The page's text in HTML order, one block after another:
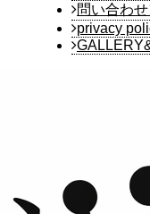
問い合わ
privacy